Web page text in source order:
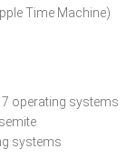
Time Machine)
operating systems
systems